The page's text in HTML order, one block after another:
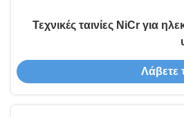
Τεχνικές ταινίες NiCr για
Λάβετε